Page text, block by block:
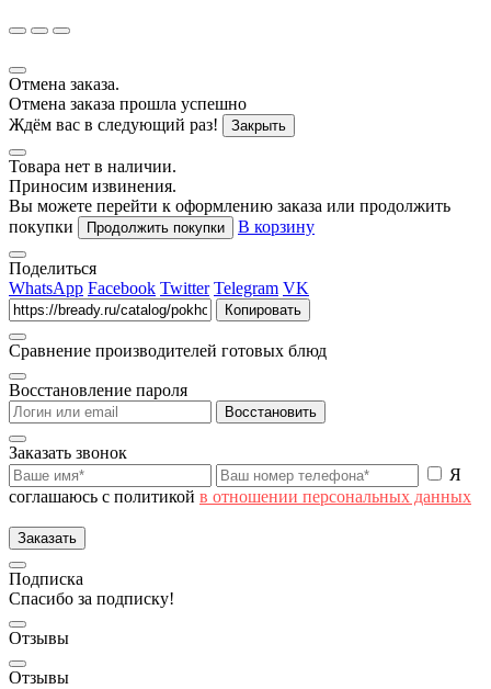
Отмена заказа.
Отмена заказа прошла успешно
Ждём вас в следующий раз!
Закрыть
Товара нет в наличии.
Приносим извинения.
Вы можете перейти к оформлению заказа или продолжить
покупки
Продолжить покупки В корзину
Поделиться
WhatsApp Facebook Twitter Telegram VK
Копировать
Сравнение производителей готовых блюд
Восстановление пароля
Восстановить
Заказать звонок
Я
соглашаюсь с политикой в отношении персональных данных
Заказать
Подписка
Спасибо за подписку!
Отзывы
Отзывы